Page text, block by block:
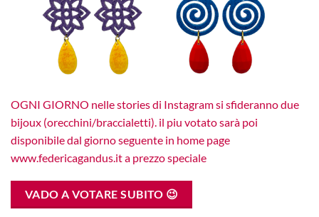
OGNI GIORNO nelle stories di Instagram si sfideranno due
bijoux (orecchini/braccialetti). il piu votato sarà poi
disponibile dal giorno seguente in home page
www.federicagandus.it a prezzo speciale
VADO A VOTARE SUBITO 😉